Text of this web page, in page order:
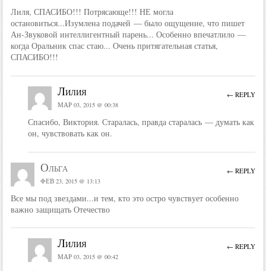
Лиля, СПАСИБО!!! Потрясающе!!! НЕ могла
остановиться...Изумлена подачей — было ощущение, что пишет
Ан-Звуковой интеллигентный парень... Особенно впечатлило —
когда Оральник спас стаю... Очень притягательная статья,
СПАСИБО!!!
Лилия
МАР 03, 2015 @ 00:38
Спасибо, Виктория. Старалась, правда старалась — думать как
он, чувствовать как он.
← REPLY
Ольга
ФЕВ 23, 2015 @ 13:13
Все мы под звездами...и тем, кто это остро чувствует особенно
важно защищать Отечество
← REPLY
Лилия
МАР 03, 2015 @ 00:42
← REPLY